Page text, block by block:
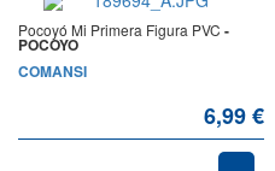
Pocoyó Mi Primera Figura PVC -
POCOYO
COMANSI
6,99 €